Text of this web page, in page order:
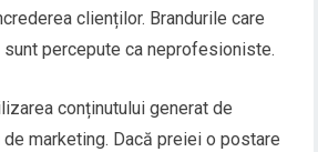
clienților. Brandurile care
percepute ca neprofesioniste.
conținutului generat de
marketing. Dacă preiei o postare